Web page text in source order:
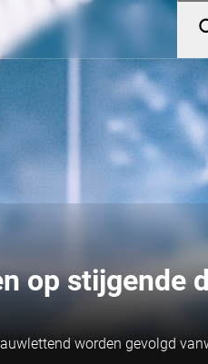
op stijgende
worden gevolgd